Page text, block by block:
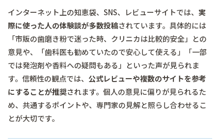
インターネット上の知恵袋、SNS、レビューサイトでは、 実
際に使った人の体験談が多数投稿されています。具体的には
「市販の歯磨き粉で迷った時、クリニカは比較的安全」との
意見や、「歯科医も勧めていたので安心して使える」「一部
では発泡剤や香料への疑問もある」といった声が見られま
す。信頼性の観点では、 公式レビューや複数のサイトを参考
にすることが推奨されます。個人の意見に偏りが見られるた
め、共通するポイントや、専門家の見解と照らし合わせるこ
とが大切です。